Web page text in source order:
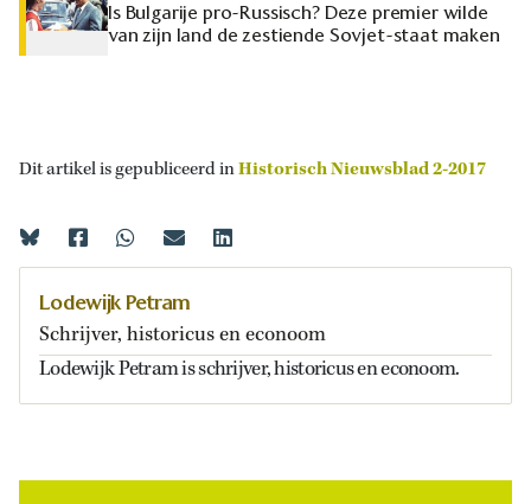
Is Bulgarije pro-Russisch? Deze premier wilde
van zijn land de zestiende Sovjet-staat maken
Dit artikel is gepubliceerd inHistorisch Nieuwsblad 2-2017
Lodewijk Petram
Schrijver, historicus en econoom
Lodewijk Petram is schrijver, historicus en econoom.